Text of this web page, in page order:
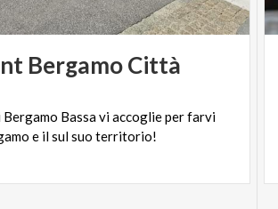
Bergamo Città
Bergamo Bassaviaccoglieperfarvi
e ilsulsuo territorio!